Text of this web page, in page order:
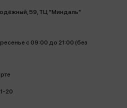
59, ТЦ "Миндаль"
с 09:00 до 21:00 (без
20